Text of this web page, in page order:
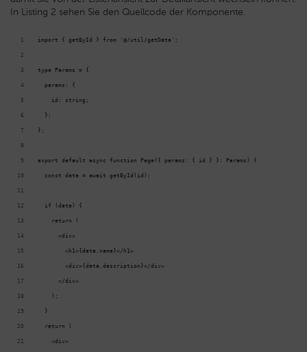
In Listing 2 sehen Sie den Quellcode der Komponente.
import { getById } from '@/util/getData';
type Params = {
  params: {
    id: string;
  };
};
export default async function Page({ params: { id } }: Params) {
  const data = await getById(id);
  if (data) {
    return (
      <div>
        <h1>{data.name}</h1>
        <div>{data.description}</div>
      </div>
    );
  }
  return (
    <div>